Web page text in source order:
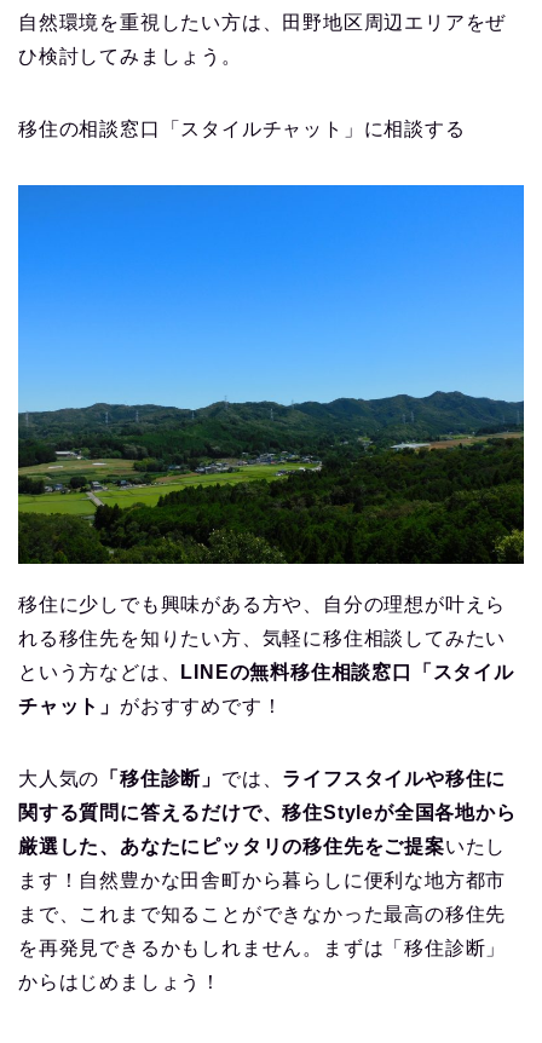
自然環境を重視したい方は、田野地区周辺エリアをぜ
ひ検討してみましょう。
移住の相談窓口「スタイルチャット」に相談する
移住に少しでも興味がある方や、自分の理想が叶えら
れる移住先を知りたい方、気軽に移住相談してみたい
という方などは、
LINEの無料移住相談窓口「スタイル
チャット」 がおすすめです！
大人気の 「移住診断」 では、 ライフスタイルや移住に
関する質問に答えるだけで、移住Styleが全国各地から
厳選した、あなたにピッタリの移住先をご提案いたし
ます！自然豊かな田舎町から暮らしに便利な地方都市
まで、これまで知ることができなかった最高の移住先
を再発見できるかもしれません。まずは「移住診断」
からはじめましょう！